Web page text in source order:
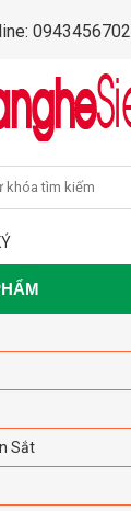
0943456702
Sắt